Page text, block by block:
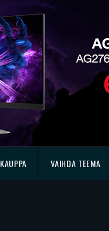
KAUPPA VAIHDA TEEMA